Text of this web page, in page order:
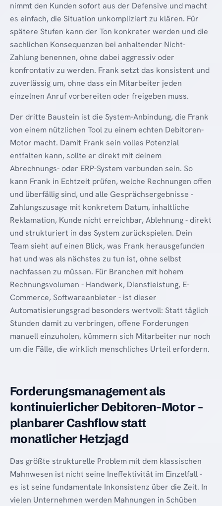
nimmt den Kunden sofort aus der Defensive und macht
es einfach, die Situation unkompliziert zu klären. Für
spätere Stufen kann der Ton konkreter werden und die
sachlichen Konsequenzen bei anhaltender Nicht-
Zahlung benennen, ohne dabei aggressiv oder
konfrontativ zu werden. Frank setzt das konsistent und
zuverlässig um, ohne dass ein Mitarbeiter jeden
einzelnen Anruf vorbereiten oder freigeben muss.
Der dritte Baustein ist die System-Anbindung, die Frank
von einem nützlichen Tool zu einem echten Debitoren-
Motor macht. Damit Frank sein volles Potenzial
entfalten kann, sollte er direkt mit deinem
Abrechnungs- oder ERP-System verbunden sein. So
kann Frank in Echtzeit prüfen, welche Rechnungen offen
und überfällig sind, und alle Gesprächsergebnisse -
Zahlungszusage mit konkretem Datum, inhaltliche
Reklamation, Kunde nicht erreichbar, Ablehnung - direkt
und strukturiert in das System zurückspielen. Dein
Team sieht auf einen Blick, was Frank herausgefunden
hat und was als nächstes zu tun ist, ohne selbst
nachfassen zu müssen. Für Branchen mit hohem
Rechnungsvolumen - Handwerk, Dienstleistung, E-
Commerce, Softwareanbieter - ist dieser
Automatisierungsgrad besonders wertvoll: Statt täglich
Stunden damit zu verbringen, offene Forderungen
manuell einzuholen, kümmern sich Mitarbeiter nur noch
um die Fälle, die wirklich menschliches Urteil erfordern.
Forderungsmanagement als
kontinuierlicher Debitoren-Motor -
planbarer Cashflow statt
monatlicher Hetzjagd
Das größte strukturelle Problem mit dem klassischen
Mahnwesen ist nicht seine Ineffektivität im Einzelfall -
es ist seine fundamentale Inkonsistenz über die Zeit. In
vielen Unternehmen werden Mahnungen in Schüben